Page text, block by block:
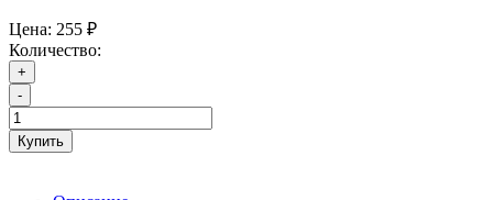
Цена: 255 ₽
Количество:
+
-
Купить